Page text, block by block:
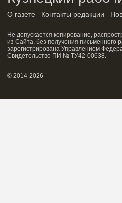
О газете Контакты редакции
Не допускается копирование,
из Сайта, без получения письменного
зарегистрирована Управлением
Свидетельство ПИ № ТУ42-00638.
© 2014-2026